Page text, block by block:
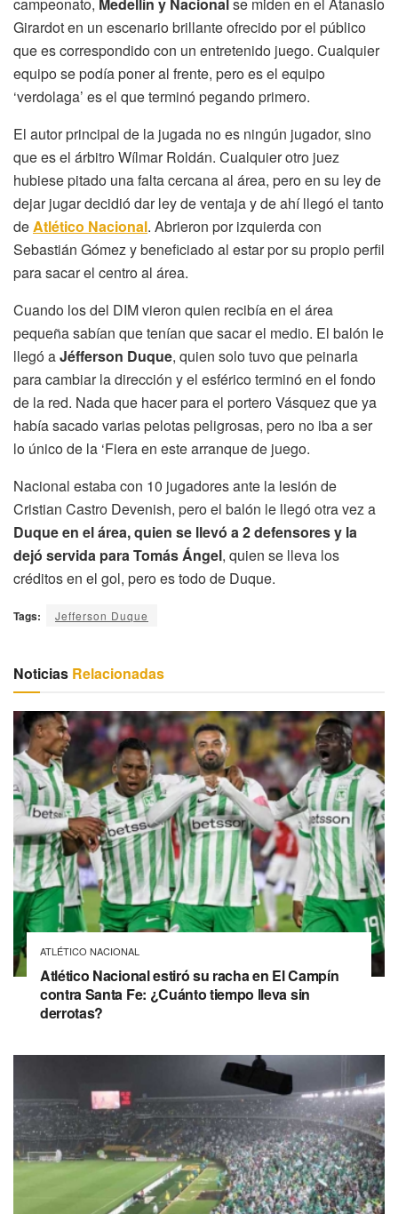
Girardot en un escenario brillante ofrecido por el público
que es correspondido con un entretenido juego. Cualquier
equipo se podía poner al frente, pero es el equipo
‘verdolaga’ es el que terminó pegando primero.
El autor principal de la jugada no es ningún jugador, sino
que es el árbitro Wílmar Roldán. Cualquier otro juez
hubiese pitado una falta cercana al área, pero en su ley de
dejar jugar decidió dar ley de ventaja y de ahí llegó el tanto
deAtlético Nacional. Abrieron por izquierda con
Sebastián Gómez y beneficiado al estar por su propio perfil
para sacar el centro al área.
Cuando los del DIM vieron quien recibía en el área
pequeña sabían que tenían que sacar el medio. El balón le
llegó aJéfferson Duque, quien solo tuvo que peinarla
para cambiar la dirección y el esférico terminó en el fondo
de la red. Nada que hacer para el portero Vásquez que ya
había sacado varias pelotas peligrosas, pero no iba a ser
lo único de la ‘Fiera en este arranque de juego.
Nacional estaba con 10 jugadores ante la lesión de
Cristian Castro Devenish, pero el balón le llegó otra vez a
Duque en el área, quien se llevó a 2 defensores y la
dejó servida para Tomás Ángel, quien se lleva los
créditos en el gol, pero es todo de Duque.
Tags: Jefferson Duque
Noticias Relacionadas
ATLÉTICO NACIONAL
Atlético Nacional estiró su racha en El Campín
contra Santa Fe: ¿Cuánto tiempo lleva sin
derrotas?